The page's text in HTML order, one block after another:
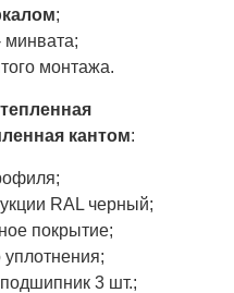
;
минвата;
монтажа.
кантом:
RAL черный;
покрытие;
уплотнения;
3 шт.;